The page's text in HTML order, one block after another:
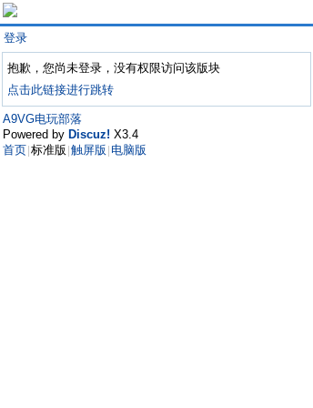
登录
抱歉，您尚未登录，没有权限访问该版块
点击此链接进行跳转
A9VG电玩部落
Powered by Discuz! X3.4
首页 标准版 触屏版 电脑版